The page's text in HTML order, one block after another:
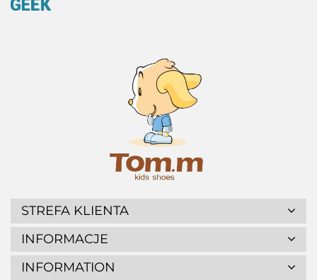
STREFA KLIENTA
INFORMACJE
INFORMATION